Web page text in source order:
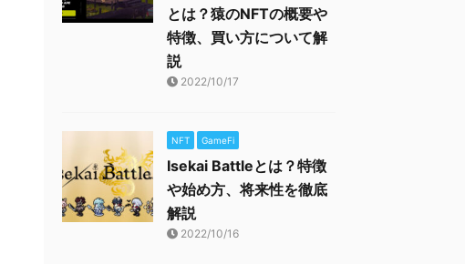
とは？猿のNFTの概要や
特徴、買い方について解
説
2022/10/17
NFT GameFi
Isekai Battleとは？特徴
や始め方、将来性を徹底
解説
2022/10/16